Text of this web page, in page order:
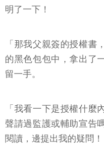
明了一下！
「那我父親簽的授權書
的黑色包包中，拿出了
留一手。
「我看一下是授權什麼
聲請過監護或輔助宣告
閱讀，邊提出我的疑問！